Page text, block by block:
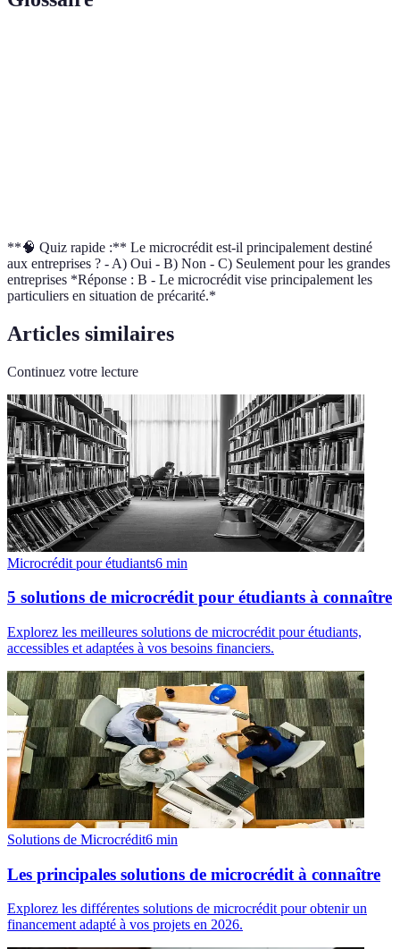
**🧠 Quiz rapide :** Le microcrédit est-il principalement destiné
aux entreprises ? - A) Oui - B) Non - C) Seulement pour les grandes
entreprises *Réponse : B - Le microcrédit vise principalement les
particuliers en situation de précarité.*
Articles similaires
Continuez votre lecture
Microcrédit pour étudiants6 min
5 solutions de microcrédit pour étudiants à connaître
Explorez les meilleures solutions de microcrédit pour étudiants,
accessibles et adaptées à vos besoins financiers.
Solutions de Microcrédit6 min
Les principales solutions de microcrédit à connaître
Explorez les différentes solutions de microcrédit pour obtenir un
financement adapté à vos projets en 2026.